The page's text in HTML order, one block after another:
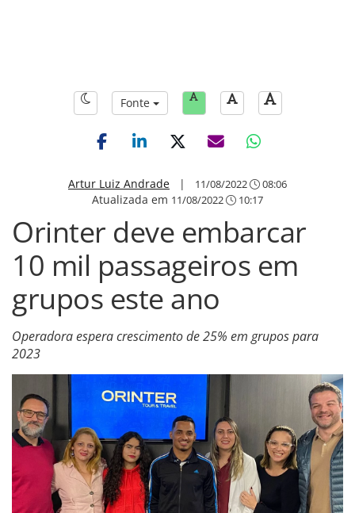
Fonte
Artur Luiz Andrade | 11/08/2022 08:06
Atualizada em 11/08/2022 10:17
Orinter deve embarcar
10 mil passageiros em
grupos este ano
Operadora espera crescimento de 25% em grupos para
2023